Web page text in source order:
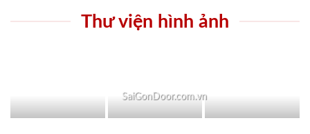
Thư viện hình ảnh
SaiGonDoor.com.vn